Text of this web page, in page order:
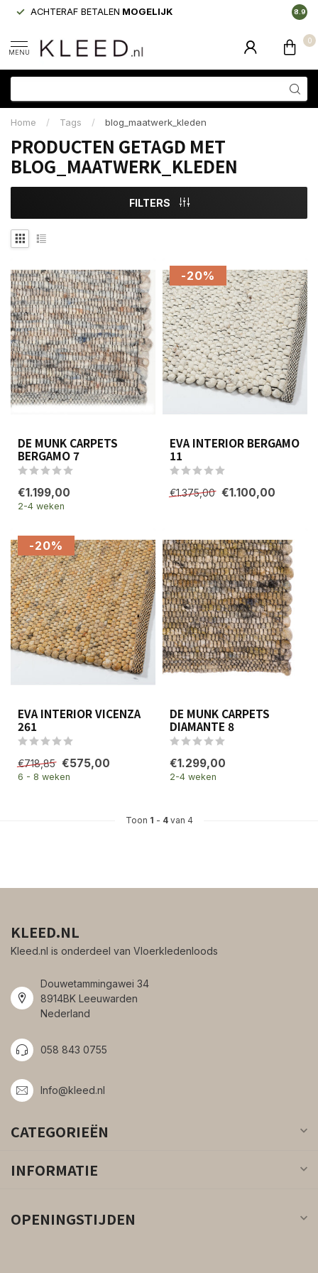
ACHTERAF BETALEN MOGELIJK 8.9
MENU
0
Home / Tags / blog_maatwerk_kleden
PRODUCTEN GETAGD MET
BLOG_MAATWERK_KLEDEN
FILTERS
DE MUNK CARPETS
BERGAMO 7
€1.199,00
2-4 weken
-20%
EVA INTERIOR BERGAMO
11
€1.375,00 €1.100,00
-20%
EVA INTERIOR VICENZA
261
€718,85 €575,00
6 - 8 weken
DE MUNK CARPETS
DIAMANTE 8
€1.299,00
2-4 weken
Toon 1 - 4van 4
KLEED.NL
Kleed.nl is onderdeel van Vloerkledenloods
Douwetammingawei 34
8914BK Leeuwarden
Nederland
058 843 0755
Info@kleed.nl
CATEGORIEËN
INFORMATIE
OPENINGSTIJDEN